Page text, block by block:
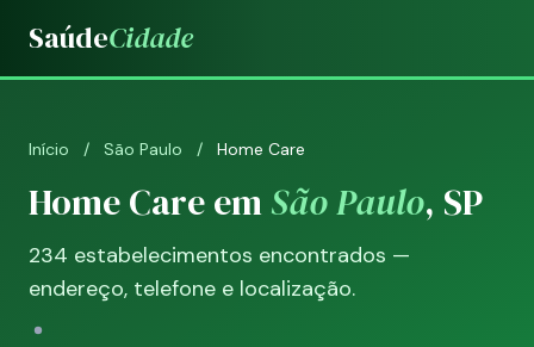
SaúdeCidade
Início / São Paulo / Home Care
Home Care emSão Paulo, SP
234 estabelecimentos encontrados —
endereço, telefone e localização.